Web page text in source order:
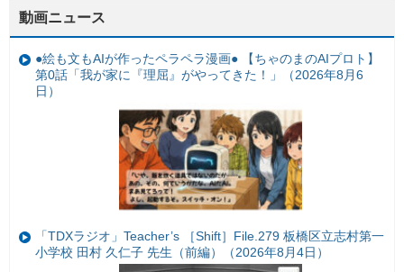
動画ニュース
●絵も文もAIが作ったペラペラ漫画● 【ちゃのまのAIプロト】
第0話「我が家に『理屈』がやってきた！」（2026年8月6
日）
「TDXラジオ」Teacher’s ［Shift］File.279 板橋区立志村第一
小学校 田村 久仁子 先生（前編）（2026年8月4日）